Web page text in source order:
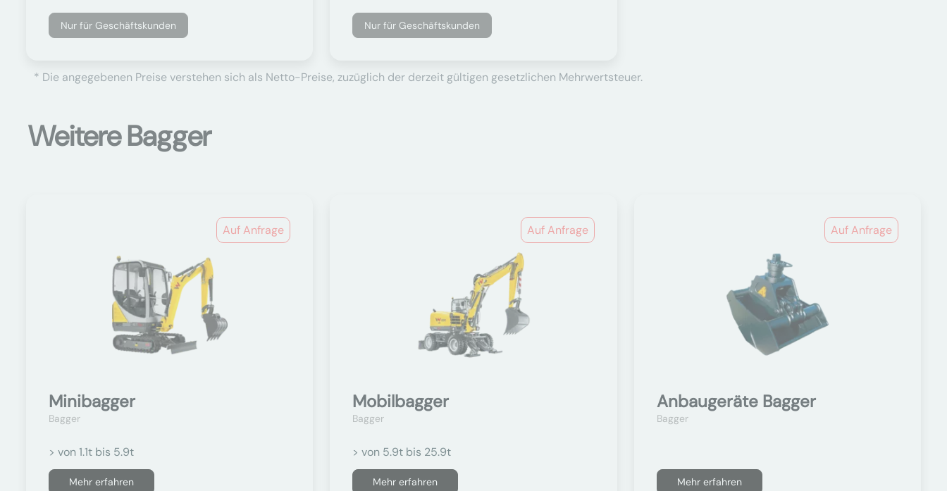
Nur für Geschäftskunden Nur für Geschäftskunden
* Die angegebenen Preise verstehen sich als Netto-Preise, zuzüglich der derzeit gültigen gesetzlichen Mehrwertsteuer.
Weitere Bagger
Auf Anfrage
Minibagger
Bagger
> von 1.1t bis 5.9t
Mehr erfahren
Auf Anfrage
Mobilbagger
Bagger
> von 5.9t bis 25.9t
Mehr erfahren
Auf Anfrage
Anbaugeräte Bagger
Bagger
Mehr erfahren